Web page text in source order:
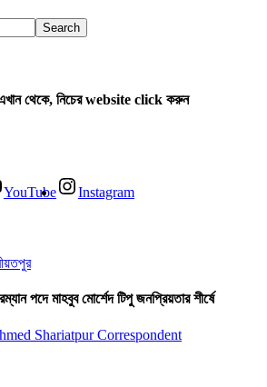
Search
থেকে, নিচের website click করুন
YouTube Instagram
পদে মাহবুব মোর্শেদ টিপু জনপ্রিয়তার শীর্ষে
Shariatpur Correspondent